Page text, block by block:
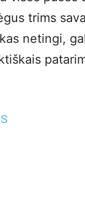
trims
netingi,